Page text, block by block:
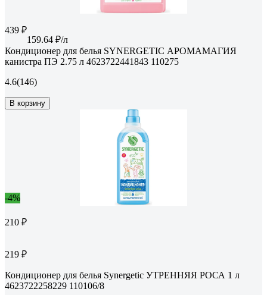
439 ₽
159.64 ₽/л
Кондиционер для белья SYNERGETIC АРОМАМАГИЯ
канистра ПЭ 2.75 л 4623722441843 110275
4.6(146)
В корзину
-4%
210 ₽
219 ₽
Кондиционер для белья Synergetic УТРЕННЯЯ РОСА 1 л
4623722258229 110106/8